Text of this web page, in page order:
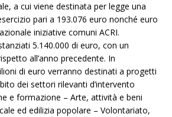
a cui viene destinata per legge una
pari a 193.076 euro nonché euro
iniziative comuni ACRI.
5.140.000 di euro, con un
all’anno precedente. In
di euro verranno destinati a progetti
dei settori rilevanti d’intervento
e formazione – Arte, attività e beni
ed edilizia popolare – Volontariato,